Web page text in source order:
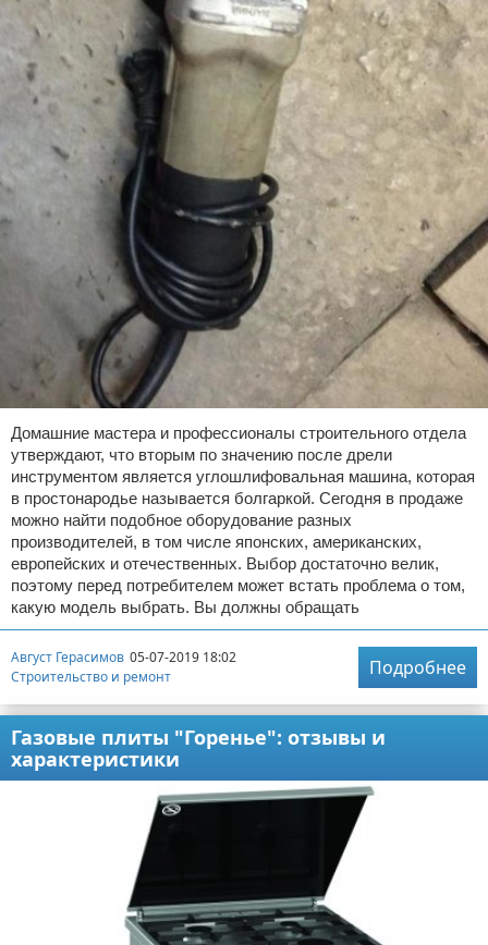
Домашние мастера и профессионалы строительного отдела
утверждают, что вторым по значению после дрели
инструментом является углошлифовальная машина, которая
в простонародье называется болгаркой. Сегодня в продаже
можно найти подобное оборудование разных
производителей, в том числе японских, американских,
европейских и отечественных. Выбор достаточно велик,
поэтому перед потребителем может встать проблема о том,
какую модель выбрать. Вы должны обращать
Август Герасимов 05-07-2019 18:02
Строительство и ремонт
Подробнее
Газовые плиты "Горенье": отзывы и
характеристики